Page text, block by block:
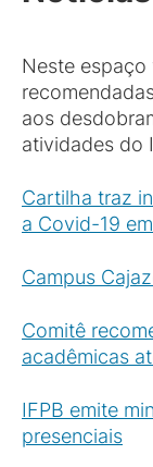
Neste espaço
aos
atividades do
Cartilha traz
a Covid-19
Campus
Comitê
acadêmicas
IFPB emite
presenciais